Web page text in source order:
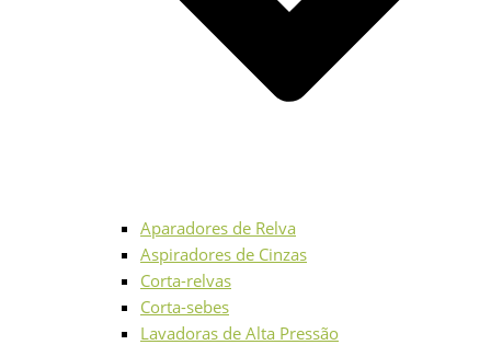
Aparadores de Relva
Aspiradores de Cinzas
Corta-relvas
Corta-sebes
Lavadoras de Alta Pressão